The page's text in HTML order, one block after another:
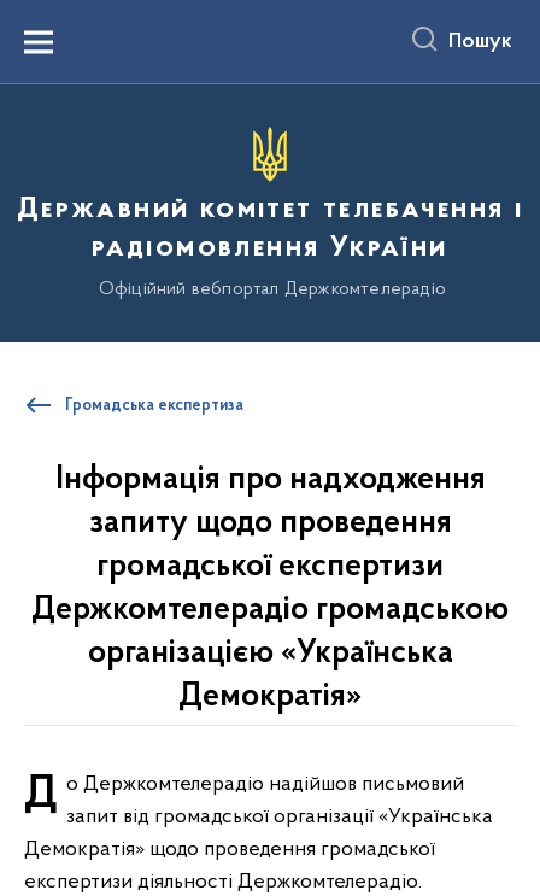
вмістуMenu Пошук
Державний комітет телебачення і
радіомовлення України
Офіційний вебпортал Держкомтелерадіо
Громадська експертиза
Інформація про надходження
запиту щодо проведення
громадської експертизи
Держкомтелерадіо громадською
організацією «Українська
Демократія»
До Держкомтелерадіо надійшов письмовий запит від громадської організації «Українська
Демократія» щодо проведення громадської
експертизи діяльності Держкомтелерадіо.